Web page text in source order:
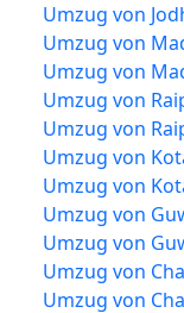
Umzug von
Umzug von
Umzug von
Umzug von
Umzug von
Umzug von
Umzug von
Umzug von
Umzug von
Umzug von
Umzug von